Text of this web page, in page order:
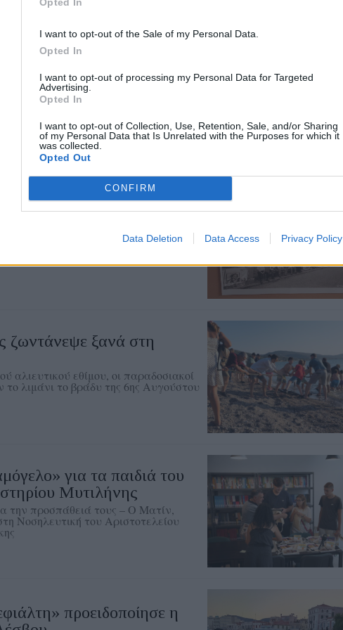
I want to opt-out of the Sale of my Personal Data.
Opted In
I want to opt-out of processing my Personal Data for Targeted
Advertising.
Opted In
I want to opt-out of Collection, Use, Retention, Sale, and/or Sharing
of my Personal Data that Is Unrelated with the Purposes for which it
was collected.
Opted Out
CONFIRM
Data Deletion Data Access Privacy Policy
τα παιδιά της
στη Λέσχη Αξιωματικών από τον
την 98 ΑΔΤΕ
σύνδεσης του σήμερα
χθες
τον Εμπορικό Σύλλογο Μυτιλήνης
ζωντάνεψε ξανά στη
εθίμου, οι παραδοσιακοί
το λιμάνι το βράδυ της 6ης Αυγούστου
για τα παιδιά του
Μυτιλήνης
την προσπάθειά τους – Ο Ματίν,
Νοσηλευτική του Αριστοτελείου
προειδοποίησε η